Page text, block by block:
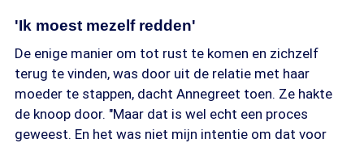
'Ik moest mezelf redden'
De enige manier om tot rust te komen en zichzelf
terug te vinden, was door uit de relatie met haar
moeder te stappen, dacht Annegreet toen. Ze hakte
de knoop door. "Maar dat is wel echt een proces
geweest. En het was niet mijn intentie om dat voor